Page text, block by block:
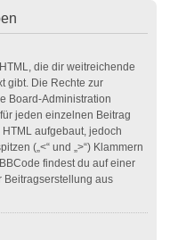
die dir weitreichende
gibt. Die Rechte zur
Board-Administration
jeden einzelnen Beitrag
aufgebaut, jedoch
(„<“ und „>“) Klammern
findest du auf einer
Beitragserstellung aus